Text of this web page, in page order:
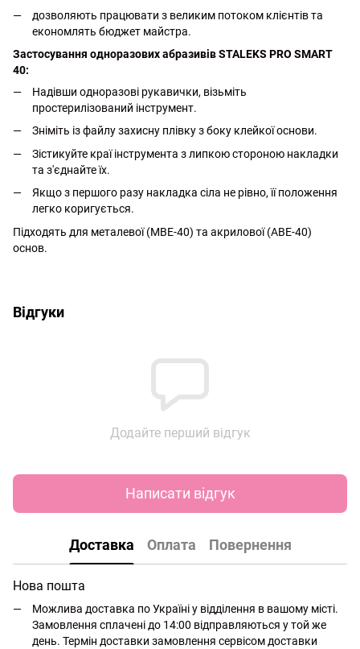
дозволяють працювати з великим потоком клієнтів та
економлять бюджет майстра.
Застосування одноразових абразивів STALEKS PRO SMART
40:
Надівши одноразові рукавички, візьміть
простерилізований інструмент.
Зніміть із файлу захисну плівку з боку клейкої основи.
Зістикуйте краї інструмента з липкою стороною накладки
та з'єднайте їх.
Якщо з першого разу накладка сіла не рівно, її положення
легко коригується.
Підходять для металевої (MBE-40) та акрилової (ABE-40)
основ.
Відгуки
Додайте перший відгук
Написати відгук
Доставка Оплата Повернення
Нова пошта
Можлива доставка по Україні у відділення в вашому місті.
Замовлення сплачені до 14:00 відправляються у той же
день. Термін доставки замовлення сервісом доставки